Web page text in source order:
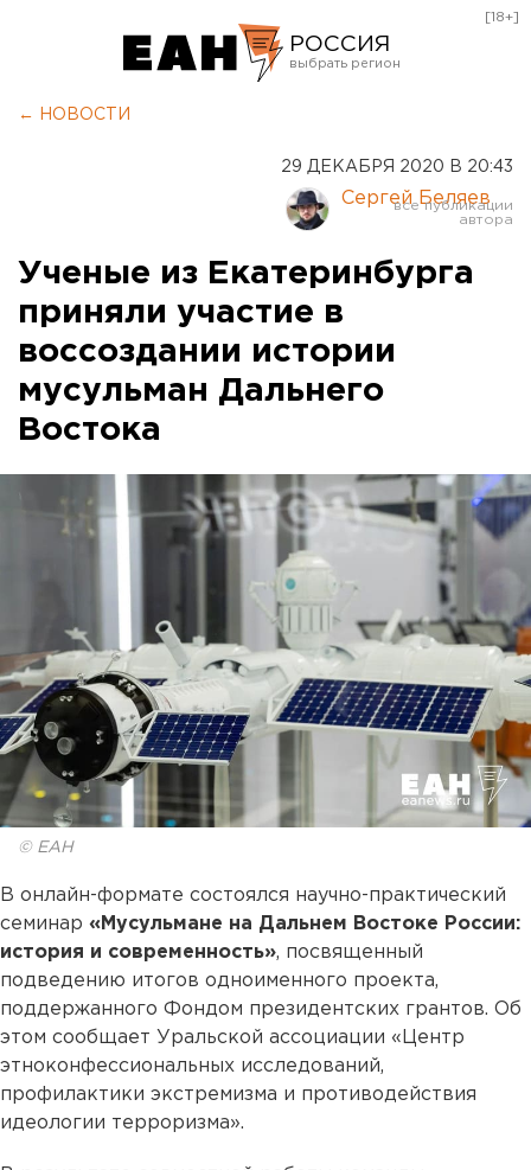
РОССИЯ
Курган
Оренбург
[18+]
← НОВОСТИ
29 ДЕКАБРЯ 2020 В 20:43
Сергей Беляев
Ученые из Екатеринбурга
приняли участие в
воссоздании истории
мусульман Дальнего
Востока
© ЕАН
В онлайн-формате состоялся научно-практический
семинар «Мусульмане на Дальнем Востоке России:
история и современность», посвященный
подведению итогов одноименного проекта,
поддержанного Фондом президентских грантов. Об
этом сообщает Уральской ассоциации «Центр
этноконфессиональных исследований,
профилактики экстремизма и противодействия
идеологии терроризма».